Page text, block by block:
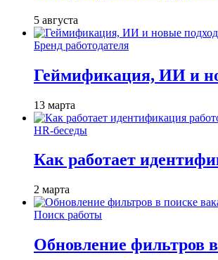
5 августа
Бренд работодателя
Геймификация, ИИ и
13 марта
HR-беседы
Как работает
2 марта
Поиск работы
Обновление фильтров